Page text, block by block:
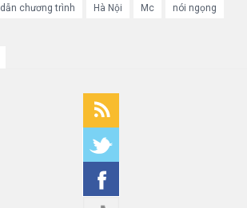
dẫn chương trình Hà Nội Mc nói ngọng